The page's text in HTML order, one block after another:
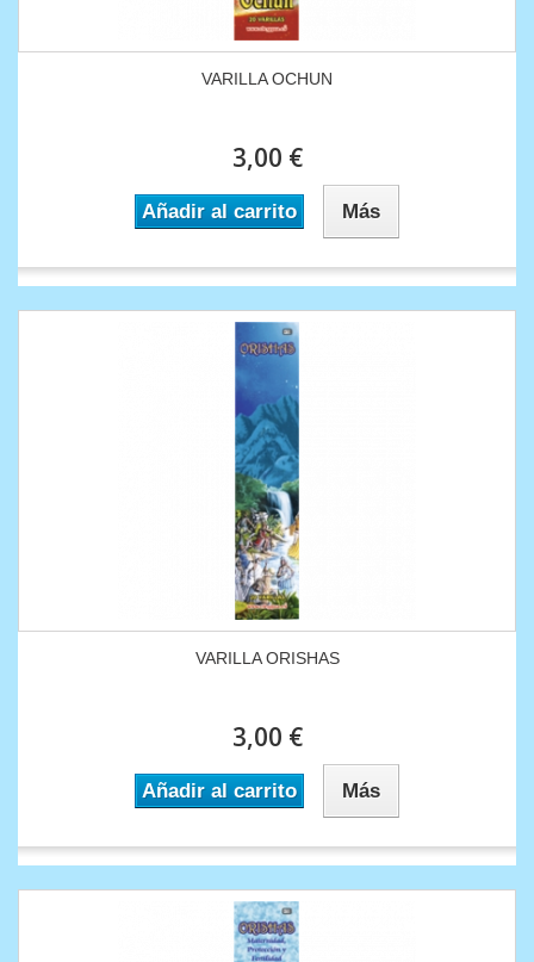
VARILLA OCHUN
3,00 €
Añadir al carrito Más
VARILLA ORISHAS
3,00 €
Añadir al carrito Más